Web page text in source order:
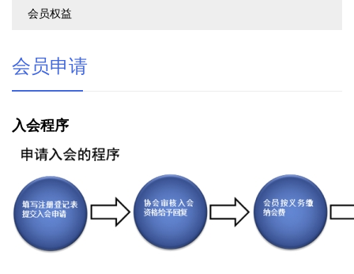
会员权益
会员申请
入会程序